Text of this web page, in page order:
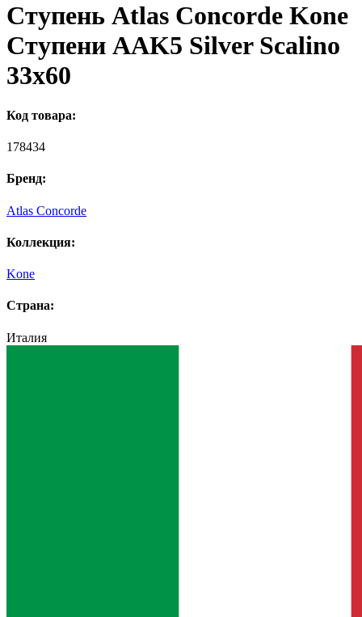
Ступень Atlas Concorde Kone
Ступени AAK5 Silver Scalino
33x60
Код товара:
178434
Бренд:
Atlas Concorde
Коллекция:
Kone
Страна:
Италия